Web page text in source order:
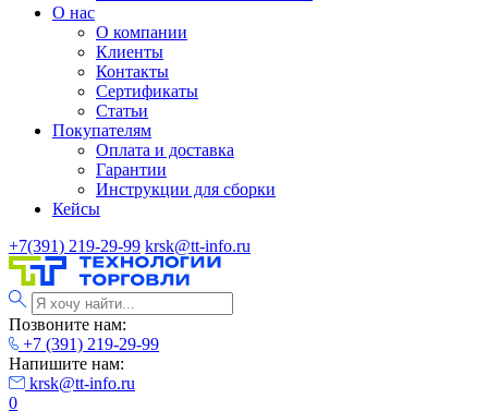
О нас
О компании
Клиенты
Контакты
Сертификаты
Статьи
Покупателям
Оплата и доставка
Гарантии
Инструкции для сборки
Кейсы
+7(391) 219-29-99 krsk@tt-info.ru
Позвоните нам:
+7 (391) 219-29-99
Напишите нам:
krsk@tt-info.ru
0